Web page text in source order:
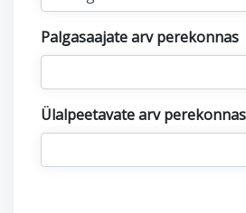
Palgasaajate arv perekonnas
Ülalpeetavate arv perekonnas